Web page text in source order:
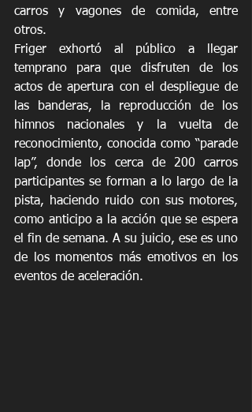
carros y vagones de comida, entre
otros.
Friger exhortó al público a llegar
temprano para que disfruten de los
actos de apertura con el despliegue de
las banderas, la reproducción de los
himnos nacionales y la vuelta de
reconocimiento, conocida como “parade
lap”, donde los cerca de 200 carros
participantes se forman a lo largo de la
pista, haciendo ruido con sus motores,
como anticipo a la acción que se espera
el fin de semana. A su juicio, ese es uno
de los momentos más emotivos en los
eventos de aceleración.